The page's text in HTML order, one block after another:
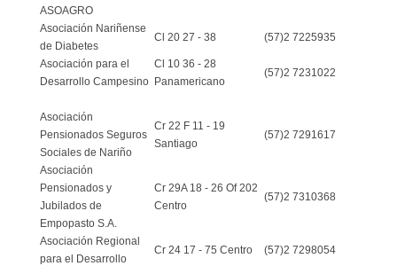
ASOAGRO
Asociación Nariñense
de Diabetes
Cl 20 27 - 38 (57)2 7225935
Asociación para el
Desarrollo Campesino
Cl 10 36 - 28
Panamericano
(57)2 7231022
Asociación
Pensionados Seguros
Sociales de Nariño
Cr 22 F 11 - 19
Santiago
(57)2 7291617
Asociación
Pensionados y
Jubilados de
Empopasto S.A.
Cr 29A 18 - 26 Of 202
Centro
(57)2 7310368
Asociación Regional
para el Desarrollo
Cr 24 17 - 75 Centro (57)2 7298054